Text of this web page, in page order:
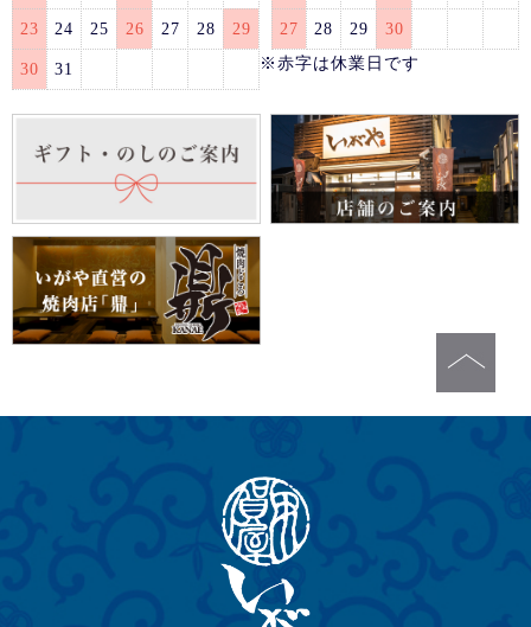
23 24 25 26 27 28 29
30 31
27 28 29
30
※赤字は休業日です